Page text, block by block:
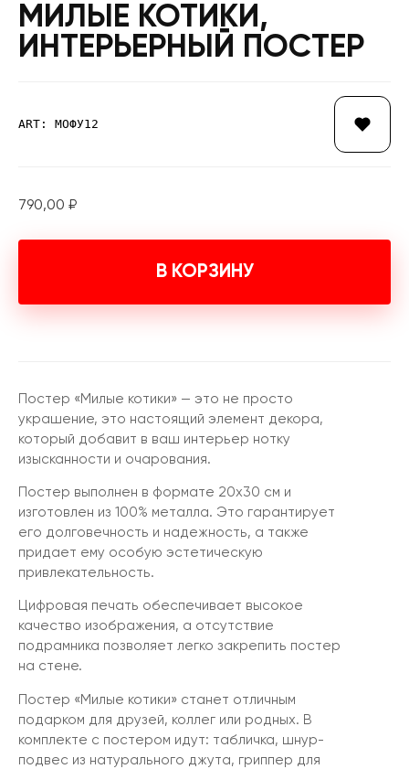
МИЛЫЕ КОТИКИ,
ИНТЕРЬЕРНЫЙ ПОСТЕР
ART: МОФУ12
790,00 ₽
В КОРЗИНУ
Постер «Милые котики» — это не просто
украшение, это настоящий элемент декора,
который добавит в ваш интерьер нотку
изысканности и очарования.
Постер выполнен в формате 20х30 см и
изготовлен из 100% металла. Это гарантирует
его долговечность и надежность, а также
придает ему особую эстетическую
привлекательность.
Цифровая печать обеспечивает высокое
качество изображения, а отсутствие
подрамника позволяет легко закрепить постер
на стене.
Постер «Милые котики» станет отличным
подарком для друзей, коллег или родных. В
комплекте с постером идут: табличка, шнур-
подвес из натурального джута, гриппер для